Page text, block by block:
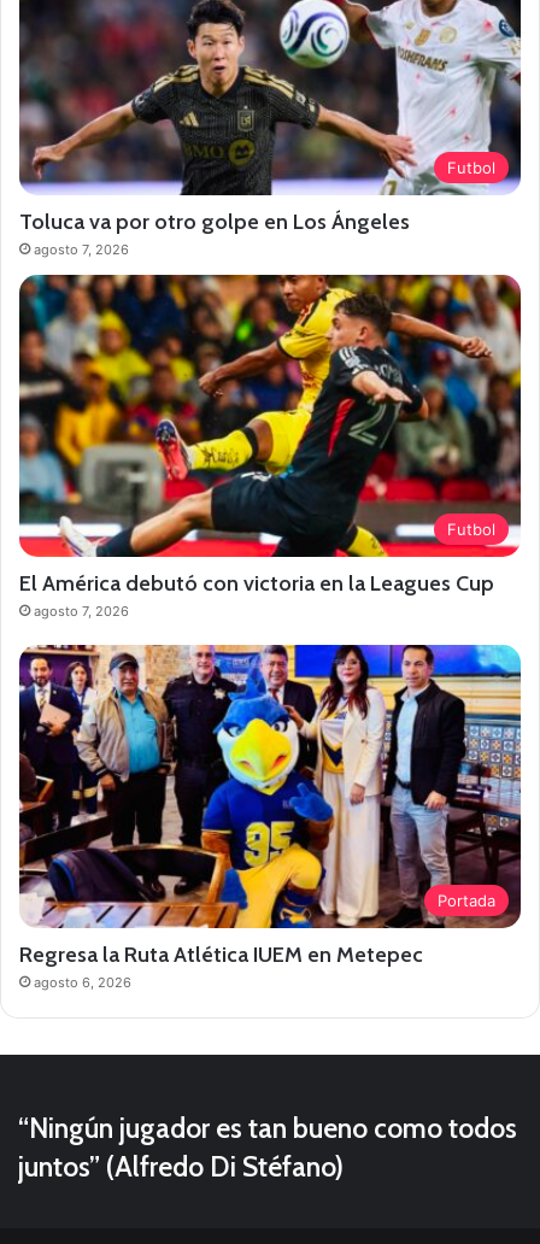
Futbol
Toluca va por otro golpe en Los Ángeles
agosto 7, 2026
Futbol
El América debutó con victoria en la Leagues Cup
agosto 7, 2026
Portada
Regresa la Ruta Atlética IUEM en Metepec
agosto 6, 2026
“Ningún jugador es tan bueno como todos
juntos” (Alfredo Di Stéfano)